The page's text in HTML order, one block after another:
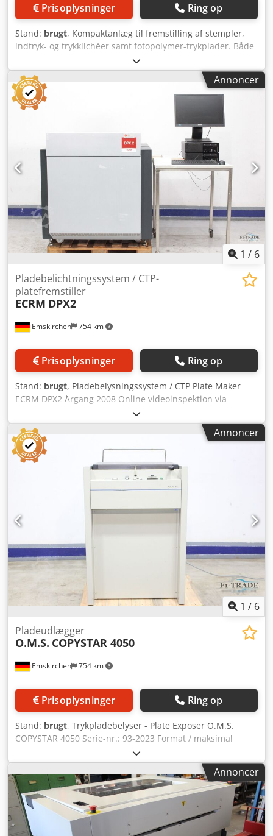
Prisoplysninger Ring op
Stand: brugt, Kompaktanlæg til fremstilling af stempler,
indtryk- og trykklichéer samt fotopolymer-trykplader. Både
flydende fotopolymer (resin) og fotopolymer-
plademateriale kan forarbejdes. Belysnings- og
klichéfremstillingssystem / Fotopolymer Plademaskine AZ
System 2000 Serienr.: 277 Pladeformat maks. 23 x 33 cm
Med 9 arbejdsprogrammer Maskindata: Mål (B x D x H): 52
cm x 47 cm x 95 cm Vægt: ca. 62 kg Elektrisk tilslutning: 220
volt, 1,3 kW Cedpfx Acsza H Srs Ajha Online
videoinspektion via WhatsApp – MS Zoom – Telegram På
lager i Emskirchen/Nürnberg – Omgående levering – Kan
afprøves
Annoncer
1 / 6
Emskirchen 754 km
Pladebelichtningssystem / CTP-
platefremstiller
ECRM DPX2
Prisoplysninger Ring op
Stand: brugt, Pladebelysningssystem / CTP Plate Maker
ECRM DPX2 Årgang 2008 Online videoinspektion via
WhatsApp - MS Zoom - Telegram På lager i
Emskirchen/Nürnberg - Umiddelbart tilgængelig - Kan
testes Chedpfxoytpmls Ac Aja
Annoncer
1 / 6
Emskirchen 754 km
Pladeudlægger
O.M.S. COPYSTAR 4050
Prisoplysninger Ring op
Stand: brugt, Trykpladebelyser - Plate Exposer O.M.S.
COPYSTAR 4050 Serie-nr.: 93-2023 Format / maksimal
størrelse: 400 x 500 mm Chedpjv Am Rvjfx Ac Asa
Spænding: 230V AC - 2800W Online-videoinspektion via
WhatsApp, MS Zoom eller Telegram På lager i
Emskirchen/Nürnberg - Straks tilgængelig - Kan afprøves
Annoncer